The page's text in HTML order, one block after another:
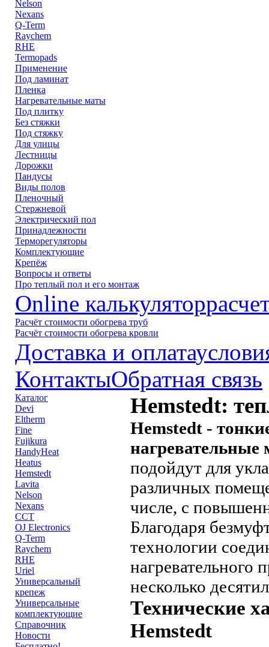
Nelson
Nexans
Q-Term
Raychem
RHE
Termopads
Применение
Под ламинат
Пленка
Нагревательные маты
Под плитку
Без стяжки
Под стяжку
Для улицы
Лестницы
Дорожки
Пандусы
Виды полов
Пленочный
Стержневой
Электрический пол
Принадлежности
Терморегуляторы
Комплектующие
Крепёж
Вопросы и ответы
Про теплый пол и его монтаж
Online калькулятор
Расчёт стоимости обогрева труб
Расчёт стоимости обогрева кровли
Доставка и оплата
КонтактыОбратная связь
Hemstedt:
Hemstedt -
нагревательные
подойдут для
различных
числе, с
Благодаря
технологии
нагревательного
несколько
Технические
Hemstedt
Каталог
Devi
Eltherm
Fine
Fujikura
HandyHeat
Heatus
Hemstedt
Lavita
Nelson
Nexans
ССТ
OJ Electronics
Q-Term
Raychem
RHE
Uriel
Универсальный
крепеж
Универсальные
комплектующие
Справочник
Новости